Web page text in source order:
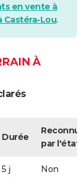
en vente à
Castéra-Lou.
À
Durée
par l'état
5 j Non